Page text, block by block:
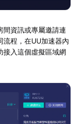
間資訊或專屬邀請連
流程，在UU加速器內
接入這個虛擬區域網